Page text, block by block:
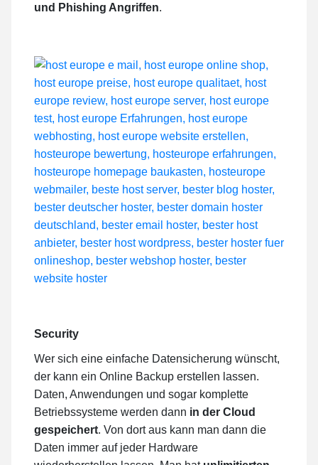
und Phishing Angriffen.
Security
Wer sich eine einfache Datensicherung wünscht,
der kann ein Online Backup erstellen lassen.
Daten, Anwendungen und sogar komplette
Betriebssysteme werden dann in der Cloud
gespeichert. Von dort aus kann man dann die
Daten immer auf jeder Hardware